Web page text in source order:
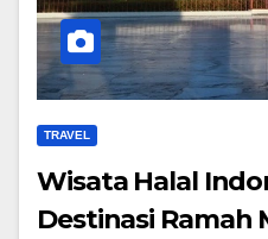
TRAVEL
Wisata Halal
Destinasi Ramah